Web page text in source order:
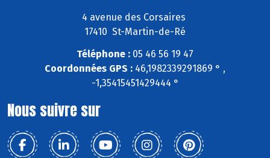
4 avenue des Corsaires
17410 St-Martin-de-Ré
Téléphone : 05 46 56 19 47
Coordonnées GPS : 46,1982339291869 ° ,
-1,35415451429444 °
Nous suivre sur